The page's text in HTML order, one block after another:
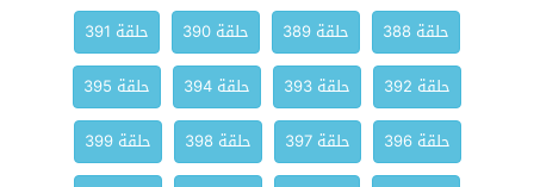
حلقة 388
حلقة 389 حلقة 390
حلقة 391
حلقة 392
حلقة 393 حلقة 394
حلقة 395
حلقة 396
حلقة 397 حلقة 398
حلقة 399